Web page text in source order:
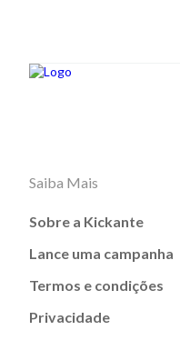
Saiba Mais
Sobre a Kickante
Lance uma campanha
Termos e condições
Privacidade